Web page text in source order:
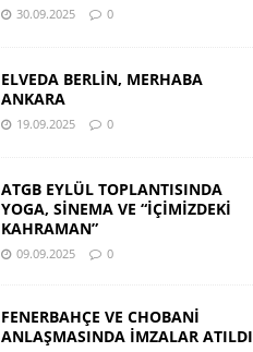
30.09.2025 0
ELVEDA BERLİN, MERHABA
ANKARA
19.09.2025 0
ATGB EYLÜL TOPLANTISINDA
YOGA, SİNEMA VE “İÇİMİZDEKİ
KAHRAMAN”
09.09.2025 0
FENERBAHÇE VE CHOBANİ
ANLAŞMASINDA İMZALAR ATILDI